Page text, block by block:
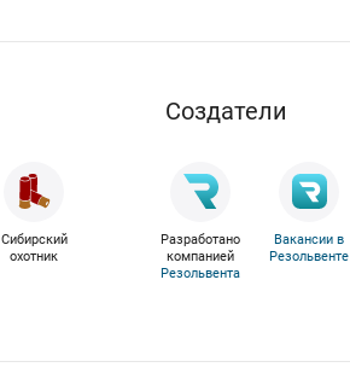
Сибирский
охотник
Cоздатели
Разработано
компанией
Резольвента
Вакансии в
Резольвенте